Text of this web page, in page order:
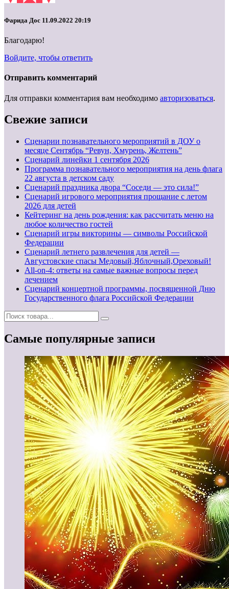
Фарида Дос 11.09.2022 20:19
Благодарю!
Войдите, чтобы ответить
Отправить комментарий
Для отправки комментария вам необходимо авторизоваться.
Свежие записи
Сценарии познавательного мероприятий в ДОУ о
месяце Сентябрь “Ревун, Хмурень, Желтень”
Cценарий линейки 1 сентября 2026
Программа познавательного мероприятия на день флага
22 августа в детском саду
Сценарий праздника двора “Соседи — это сила!”
Сценарий игрового мероприятия прощание с летом
2026 для детей
Кейтеринг на день рождения: как рассчитать меню на
любое количество гостей
Сценарий игры викторины — символы Российской
Федерации
Сценарий летнего развлечения для детей —
Августовские спасы Медовый,Яблочный,Ореховый!
All-on-4: ответы на самые важные вопросы перед
лечением
Сценарий концертной программы, посвященной Дню
Государственного флага Российской Федерации
Самые популярные записи